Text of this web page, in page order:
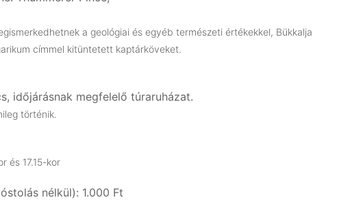
a geológiai és egyéb természeti értékekkel, Bükkalja
címmel kitüntetett kaptárköveket.
időjárásnak megfelelő túraruházat.
történik.
és 17.15-kor
nélkül): 1.000 Ft